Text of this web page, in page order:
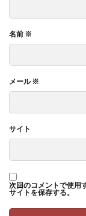
名前 ※
メール※
サイト
次回のコメントで使用
サイトを保存する。